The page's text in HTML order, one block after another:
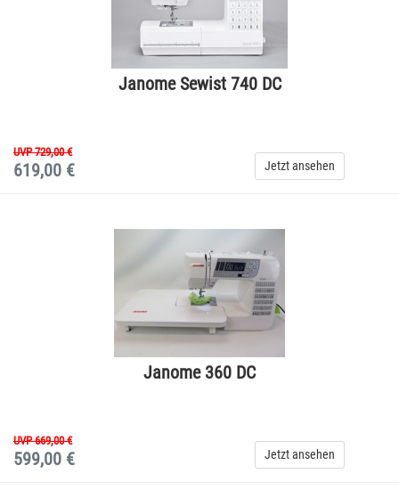
Janome Sewist 740 DC
UVP 729,00 €
619,00 € Jetzt ansehen
Janome 360 DC
UVP 669,00 €
599,00 € Jetzt ansehen